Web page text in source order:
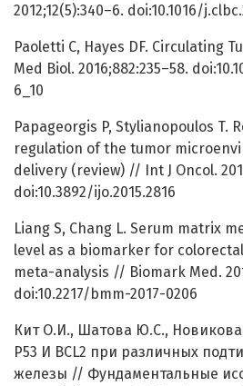
2012;12(5):340–6. doi:10.1016/
Paoletti C, Hayes DF. Circulating
Med Biol. 2016;882:235–58.
6_10
Papageorgis P, Stylianopoulos T.
regulation of the tumor
delivery (review) // Int J Oncol.
doi:10.3892/ijo.2015.2816
Liang S, Chang L. Serum matrix
level as a biomarker for
meta-analysis // Biomark Med.
doi:10.2217/bmm-2017-0206
Кит О.И., Шатова Ю.С., Новикова
Р53 И BCL2 при различных
железы // Фундаментальные